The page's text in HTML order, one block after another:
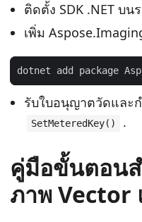
ติดตั้ง SDK .NET บ
เพิ่ม
รับใบอนุญาตวัดและ
SetMeteredKey() .
คู่มือขั้นตอน
ภาพ Vector